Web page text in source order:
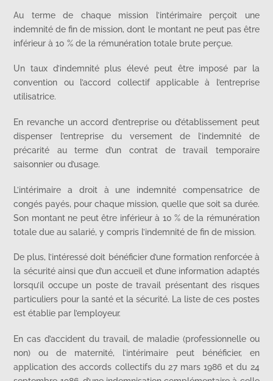
Au terme de chaque mission l’intérimaire perçoit une
indemnité de fin de mission, dont le montant ne peut pas être
inférieur à 10 % de la rémunération totale brute perçue.
Un taux d’indemnité plus élevé peut être imposé par la
convention ou l’accord collectif applicable à l’entreprise
utilisatrice.
En revanche un accord d’entreprise ou d’établissement peut
dispenser l’entreprise du versement de l’indemnité de
précarité au terme d’un contrat de travail temporaire
saisonnier ou d’usage.
L’intérimaire a droit à une indemnité compensatrice de
congés payés, pour chaque mission, quelle que soit sa durée.
Son montant ne peut être inférieur à 10 % de la rémunération
totale due au salarié, y compris l’indemnité de fin de mission.
De plus, l’intéressé doit bénéficier d’une formation renforcée à
la sécurité ainsi que d’un accueil et d’une information adaptés
lorsqu’il occupe un poste de travail présentant des risques
particuliers pour la santé et la sécurité. La liste de ces postes
est établie par l’employeur.
En cas d’accident du travail, de maladie (professionnelle ou
non) ou de maternité, l’intérimaire peut bénéficier, en
application des accords collectifs du 27 mars 1986 et du 24